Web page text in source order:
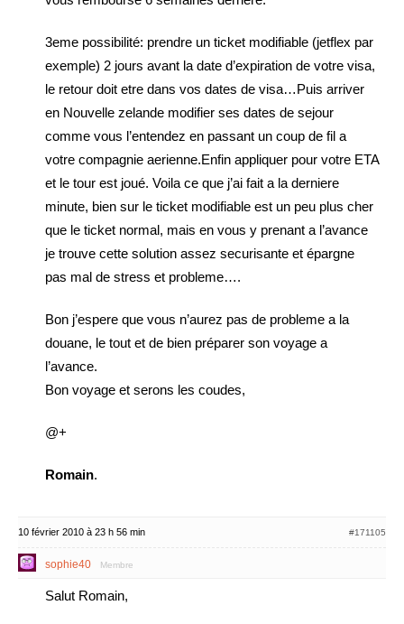
3eme possibilité: prendre un ticket modifiable (jetflex par
exemple) 2 jours avant la date d’expiration de votre visa,
le retour doit etre dans vos dates de visa…Puis arriver
en Nouvelle zelande modifier ses dates de sejour
comme vous l’entendez en passant un coup de fil a
votre compagnie aerienne.Enfin appliquer pour votre ETA
et le tour est joué. Voila ce que j’ai fait a la derniere
minute, bien sur le ticket modifiable est un peu plus cher
que le ticket normal, mais en vous y prenant a l’avance
je trouve cette solution assez securisante et épargne
pas mal de stress et probleme….
Bon j’espere que vous n’aurez pas de probleme a la
douane, le tout et de bien préparer son voyage a
l’avance.
Bon voyage et serons les coudes,
@+
Romain.
10 février 2010 à 23 h 56 min #171105
sophie40 Membre
Salut Romain,